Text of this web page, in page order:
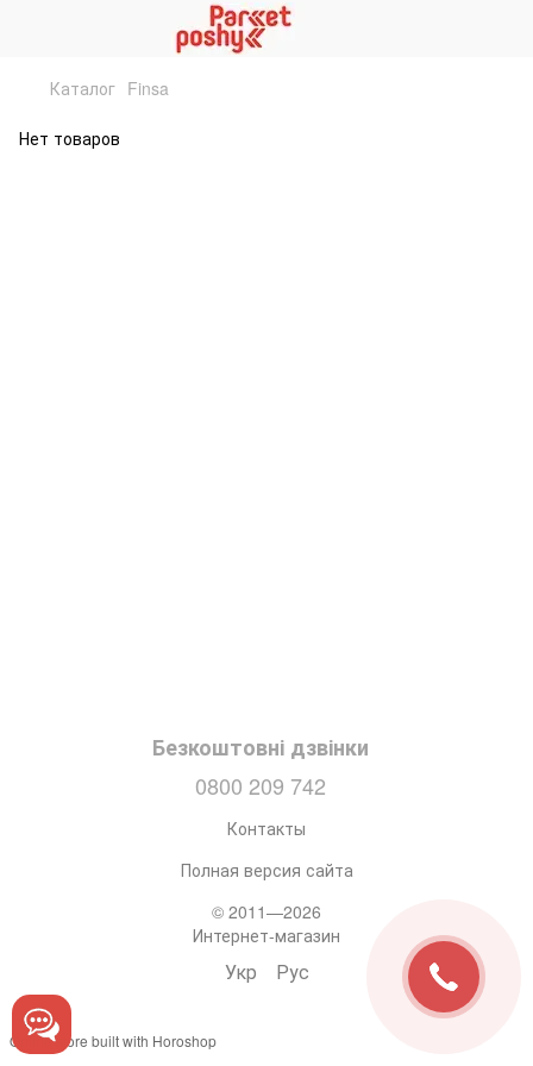
Каталог Finsa
Нет товаров
Безкоштовні дзвінки
0800 209 742
Контакты
Полная версия сайта
© 2011—2026
Интернет-магазин
Укр Рус
Online store built with Horoshop